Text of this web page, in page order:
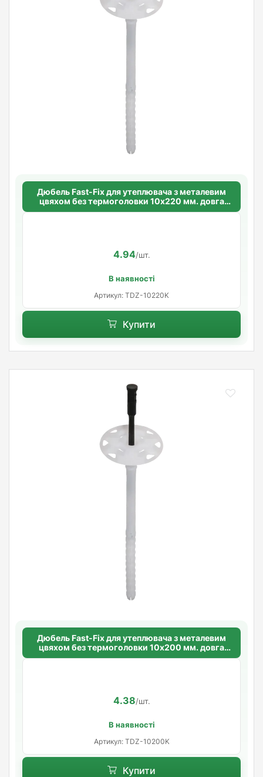
Дюбель Fast-Fix для утеплювача з металевим
цвяхом без термоголовки 10х220 мм. довга
розпорна база
4.94/шт.
В наявності
Артикул: TDZ-10220K
Купити
Дюбель Fast-Fix для утеплювача з металевим
цвяхом без термоголовки 10х200 мм. довга
розпорна база
4.38/шт.
В наявності
Артикул: TDZ-10200K
Купити